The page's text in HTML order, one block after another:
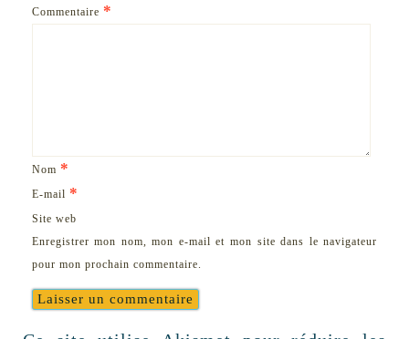
Commentaire *
Nom *
E-mail *
Site web
Enregistrer mon nom, mon e-mail et mon site dans le navigateur
pour mon prochain commentaire.